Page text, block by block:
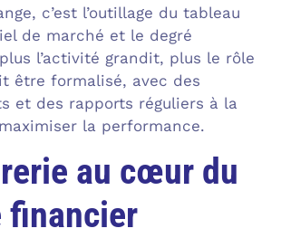
c’est l’outillage du tableau
de marché et le degré
l’activité grandit, plus le rôle
être formalisé, avec des
et des rapports réguliers à la
la performance.
au cœur du
financier